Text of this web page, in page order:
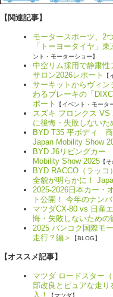
【関連記事】
モータースポーツ、2
「トーヨータイヤ」
ント・モーターショー】
中空リム採用で静粛
サロン2026レポート
サーキットからヴィ
わるブレーキの「
ポート
【イベント・モータ
スズキ フロンクス
に後悔・失敗しないた
BYD T35 平ボディ 商
Japan Mobility Show
BYD J6リビングカ
Mobility Show 2025 【
BYD RACCO（ラッコ
全貌が明らかに！
2025-2026日本カー・
ト公開！ 今年のナン
マツダCX-80 vs 日産
悔・失敗しないための
2025 バンコク国際モ
走行？編＞
【BLOG】
【オススメ記事】
マツダ ロードスター
部改良とピュアな走
入！
【マツダ】